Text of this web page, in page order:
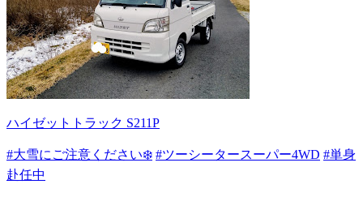
ハイゼットトラック S211P
#大雪にご注意ください❄️ #ツーシータースーパー4WD #単身
赴任中